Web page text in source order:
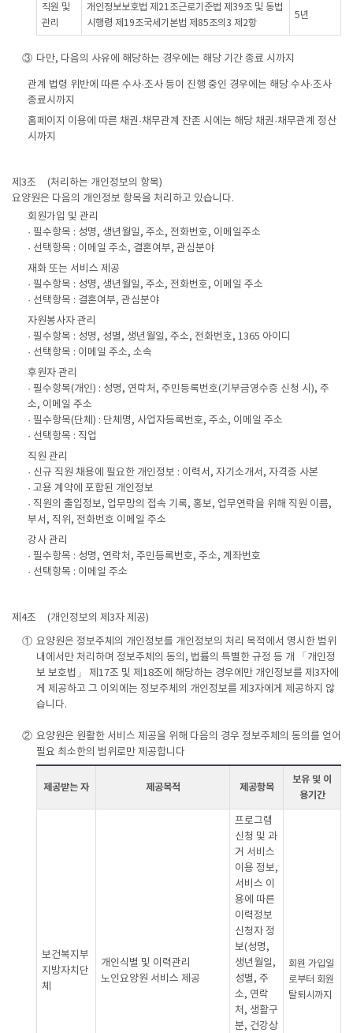
직원 및
관리
개인정보보호법 제21조근로기준법 제39조 및 동법
시행령 제19조국세기본법 제85조의3 제2항
5년
③ 다만, 다음의 사유에 해당하는 경우에는 해당 기간 종료 시까지
관계 법령 위반에 따른 수사·조사 등이 진행 중인 경우에는 해당 수사·조사
종료시까지
홈페이지 이용에 따른 채권·채무관계 잔존 시에는 해당 채권·채무관계 정산
시까지
제3조
(처리하는 개인정보의 항목)
요양원은 다음의 개인정보 항목을 처리하고 있습니다.
회원가입 및 관리
· 필수항목 : 성명, 생년월일, 주소, 전화번호, 이메일주소
· 선택항목 : 이메일 주소, 결혼여부, 관심분야
재화 또는 서비스 제공
· 필수항목 : 성명, 생년월일, 주소, 전화번호, 이메일 주소
· 선택항목 : 결혼여부, 관심분야
자원봉사자 관리
· 필수항목 : 성명, 성별, 생년월일, 주소, 전화번호, 1365 아이디
· 선택항목 : 이메일 주소, 소속
후원자 관리
· 필수항목(개인) : 성명, 연락처, 주민등록번호(기부금영수증 신청 시), 주
소, 이메일 주소
· 필수항목(단체) : 단체명, 사업자등록번호, 주소, 이메일 주소
· 선택항목 : 직업
직원 관리
· 신규 직원 채용에 필요한 개인정보 : 이력서, 자기소개서, 자격증 사본
· 고용 계약에 포함된 개인정보
· 직원의 출입정보, 업무망의 접속 기록, 홍보, 업무연락을 위해 직원 이름,
부서, 직위, 전화번호 이메일 주소
강사 관리
· 필수항목 : 성명, 연락처, 주민등록번호, 주소, 계좌번호
· 선택항목 : 이메일 주소
제4조
(개인정보의 제3자 제공)
① 요양원은 정보주체의 개인정보를 개인정보의 처리 목적에서 명시한 범위
내에서만 처리하며 정보주체의 동의, 법률의 특별한 규정 등 개 「개인정
보 보호법」 제17조 및 제18조에 해당하는 경우에만 개인정보를 제3자에
게 제공하고 그 이외에는 정보주체의 개인정보를 제3자에게 제공하지 않
습니다.
② 요양원은 원활한 서비스 제공을 위해 다음의 경우 정보주체의 동의를 얻어
필요 최소한의 범위로만 제공합니다
제공받는 자 제공목적 제공항목
보유 및 이
용기간
보건복지부
지방자치단
체
개인식별 및 이력관리
노인요양원 서비스 제공
프로그램
신청 및 과
거 서비스
이용 정보,
서비스 이
용에 따른
이력정보
신청자 정
보(성명,
생년월일,
성별, 주
소, 연락
처, 생활구
분, 건강상
회원 가입일
로부터 회원
탈퇴시까지